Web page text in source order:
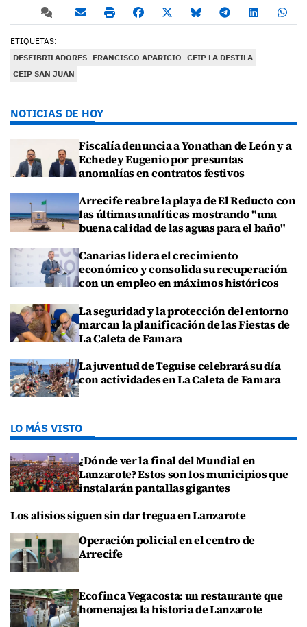
ETIQUETAS:
DESFIBRILADORES FRANCISCO APARICIO CEIP LA DESTILA
CEIP SAN JUAN
NOTICIAS DE HOY
Fiscalía denuncia a Yonathan de León y a
Echedey Eugenio por presuntas
anomalías en contratos festivos
Arrecife reabre la playa de El Reducto con
las últimas analíticas mostrando "una
buena calidad de las aguas para el baño"
Canarias lidera el crecimiento
económico y consolida su recuperación
con un empleo en máximos históricos
La seguridad y la protección del entorno
marcan la planificación de las Fiestas de
La Caleta de Famara
La juventud de Teguise celebrará su día
con actividades en La Caleta de Famara
LO MÁS VISTO
¿Dónde ver la final del Mundial en
Lanzarote? Estos son los municipios que
instalarán pantallas gigantes
Los alisios siguen sin dar tregua en Lanzarote
Operación policial en el centro de
Arrecife
Ecofinca Vegacosta: un restaurante que
homenajea la historia de Lanzarote